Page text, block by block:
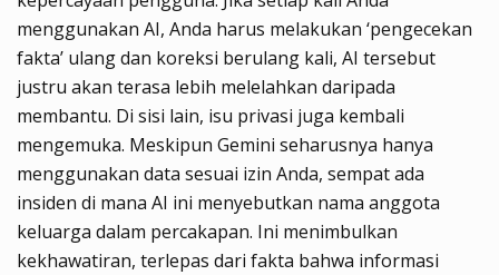
menggunakan AI, Anda harus melakukan ‘pengecekan
fakta’ ulang dan koreksi berulang kali, AI tersebut
justru akan terasa lebih melelahkan daripada
membantu. Di sisi lain, isu privasi juga kembali
mengemuka. Meskipun Gemini seharusnya hanya
menggunakan data sesuai izin Anda, sempat ada
insiden di mana AI ini menyebutkan nama anggota
keluarga dalam percakapan. Ini menimbulkan
kekhawatiran, terlepas dari fakta bahwa informasi